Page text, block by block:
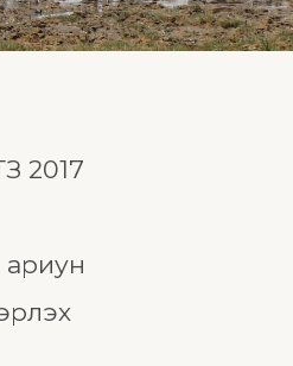
2017
ариун